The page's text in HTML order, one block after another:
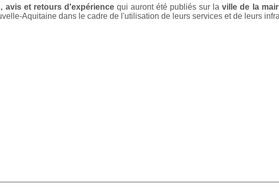
avis et retours d'expériencequi auront été publiés sur laville de la
Aquitaine dans le cadre de l'utilisation de leurs services et de leurs